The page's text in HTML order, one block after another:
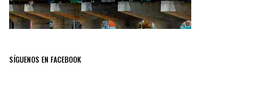
SÍGUENOS EN FACEBOOK